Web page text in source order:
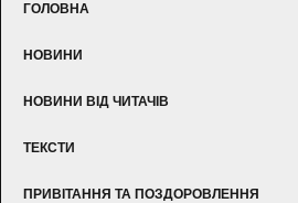
ГОЛОВНА
НОВИНИ
НОВИНИ ВІД ЧИТАЧІВ
ТЕКСТИ
ПРИВІТАННЯ ТА ПОЗДОРОВЛЕННЯ